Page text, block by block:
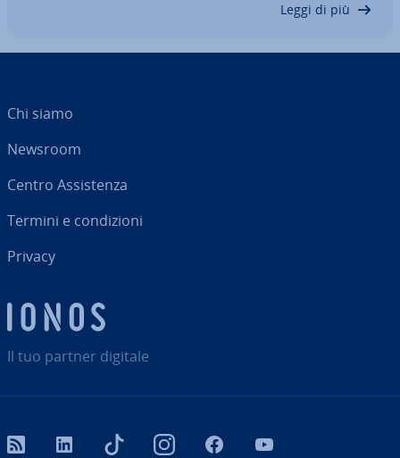
Leggi di più
Il tuo partner digitale
Chi siamo
Newsroom
Centro As­si­sten­za
Termini e con­di­zio­ni
Privacy
RSS LinkedIn tiktok InstagramFacebook